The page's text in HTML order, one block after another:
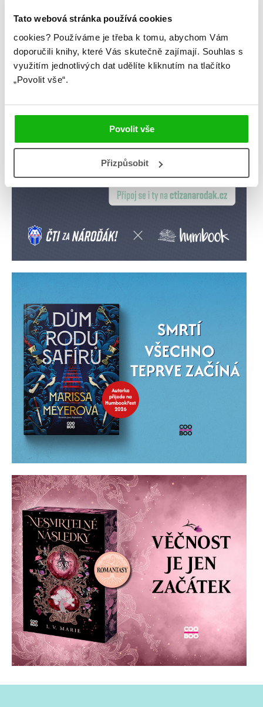
Tato webová stránka používá cookies
cookies? Používáme je třeba k tomu, abychom Vám
doporučili knihy, které Vás skutečně zajímají. Souhlas s
využitím jednotlivých dat udělíte kliknutím na tlačítko
„Povolit vše“.
Povolit vše
Přizpůsobit
videa žebříčky